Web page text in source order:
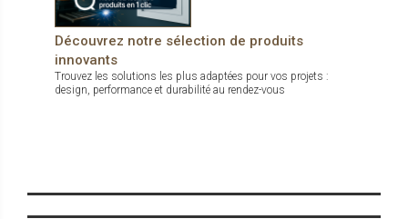
Découvrez notre sélection de produits
innovants
Trouvez les solutions les plus adaptées pour vos projets :
design, performance et durabilité au rendez-vous